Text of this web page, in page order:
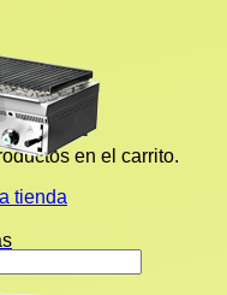
en el carrito.
tienda